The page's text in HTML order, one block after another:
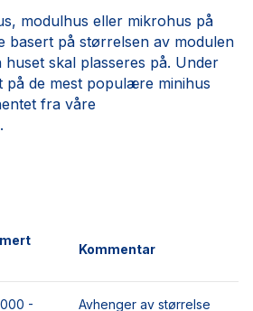
modulhus eller mikrohus på
basert på størrelsen av modulen
skal plasseres på. Under
på de mest populære minihus
fra våre
Kommentar
-
Avhenger av størrelse